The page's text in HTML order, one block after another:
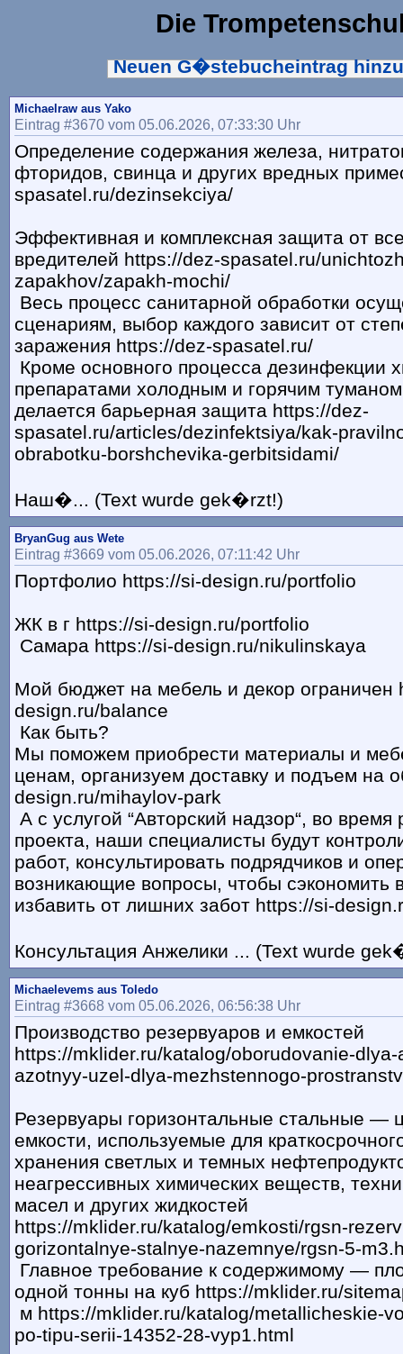
Die
Neuen G�stebucheintrag
Michaelraw aus Yako
Eintrag #3670 vom 05.06.2026, 07:33:30 Uhr
Определение содержания железа,
фторидов, свинца и других вредных
spasatel.ru/dezinsekciya/
Эффективная и комплексная защита от
вредителей https://dez-spasatel.ru/
zapakhov/zapakh-mochi/
Весь процесс санитарной обработки
сценариям, выбор каждого зависит от
заражения https://dez-spasatel.ru/
Кроме основного процесса дезинфекции
препаратами холодным и горячим
делается барьерная защита https://dez-
spasatel.ru/articles/dezinfektsiya/kak-
obrabotku-borshchevika-gerbitsidami/
Наш�... (Text wurde gek�rzt!)
BryanGug aus Wete
Eintrag #3669 vom 05.06.2026, 07:11:42 Uhr
Портфолио https://si-design.ru/portfolio
ЖК в г https://si-design.ru/portfolio
Самара https://si-design.ru/nikulinskaya
Мой бюджет на мебель и декор ограничен
design.ru/balance
Как быть?
Мы поможем приобрести материалы и
ценам, организуем доставку и подъем на
design.ru/mihaylov-park
А с услугой “Авторский надзор“, во время
проекта, наши специалисты будут
работ, консультировать подрядчиков и
возникающие вопросы, чтобы сэкономить
избавить от лишних забот https://si-
Консультация Анжелики ... (Text wurde
Michaelevems aus Toledo
Eintrag #3668 vom 05.06.2026, 06:56:38 Uhr
Производство резервуаров и емкостей
https://mklider.ru/katalog/oborudovanie-
azotnyy-uzel-dlya-mezhstennogo-
Резервуары горизонтальные стальные —
емкости, используемые для
хранения светлых и темных
неагрессивных химических веществ,
масел и других жидкостей
https://mklider.ru/katalog/emkosti/rgsn-
gorizontalnye-stalnye-nazemnye/rgsn-5-
Главное требование к содержимому —
одной тонны на куб https://mklider.ru/
м https://mklider.ru/katalog/metallicheskie-
po-tipu-serii-14352-28-vyp1.html